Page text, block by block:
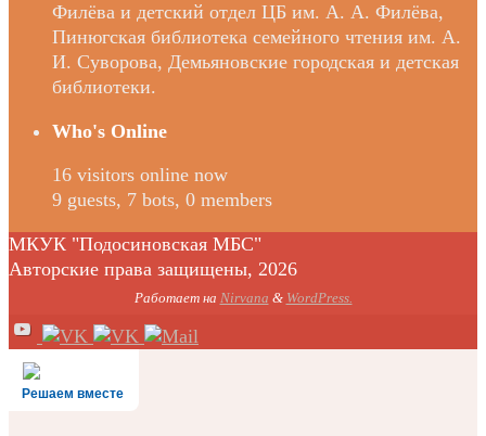
Филёва и детский отдел ЦБ им. А. А. Филёва,
Пинюгская библиотека семейного чтения им. А.
И. Суворова, Демьяновские городская и детская
библиотеки.
Who's Online
16 visitors online now
9 guests, 7 bots, 0 members
МКУК "Подосиновская МБС"
Авторские права защищены, 2026
Работает на Nirvana & WordPress.
Решаем вместе